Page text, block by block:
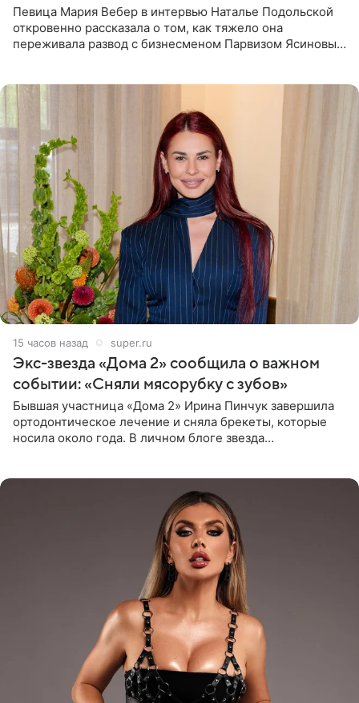
Певица Мария Вебер в интервью Наталье Подольской
откровенно рассказала о том, как тяжело она
переживала развод с бизнесменом Парвизом Ясиновым.
15 часов назад super.ru
Экс-звезда «Дома 2» сообщила о важном
событии: «Сняли мясорубку с зубов»
Бывшая участница «Дома 2» Ирина Пинчук завершила
ортодонтическое лечение и сняла брекеты, которые
носила около года. В личном блоге звезда